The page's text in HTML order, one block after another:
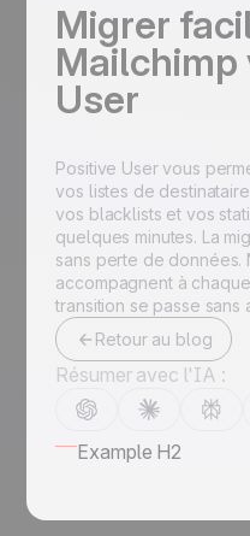
Retour au blog
Résumer avec l'IA :
Example H2
Migrer
Mailchimp
User
Positive User vous
vos listes de
vos blacklists et vos
quelques minutes. La
sans perte de données.
accompagnent à
transition se passe sans